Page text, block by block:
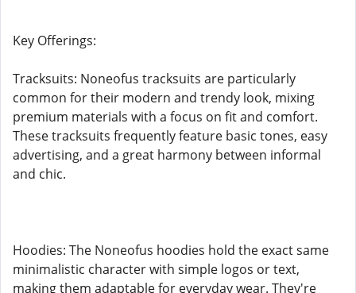
Key Offerings:
Tracksuits: Noneofus tracksuits are particularly
common for their modern and trendy look, mixing
premium materials with a focus on fit and comfort.
These tracksuits frequently feature basic tones, easy
advertising, and a great harmony between informal
and chic.
Hoodies: The Noneofus hoodies hold the exact same
minimalistic character with simple logos or text,
making them adaptable for everyday wear. They're